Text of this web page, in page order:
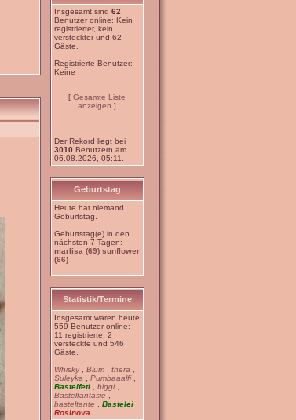
Insgesamt sind 62
Benutzer online: Kein
registrierter, kein
versteckter und 62
Gäste.
Registrierte Benutzer:
Keine
[ Gesamte Liste
anzeigen ]
Der Rekord liegt bei
3010 Benutzern am
06.08.2026, 05:11.
Geburtstag
Heute hat niemand
Geburtstag.
Geburtstag(e) in den
nächsten 7 Tagen:
marlisa (69) sunflower
(66)
Statistik/Termine
Insgesamt waren heute
559 Benutzer online:
11 registrierte, 2
versteckte und 546
Gäste.
Whisky
Blum thera
Suleyka
Pumbaaalfi
Bastelfeti
biggi
Bastelfantasie
basteltante
Bastelei
Rosinova